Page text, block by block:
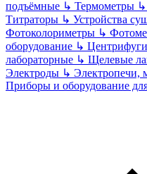
подъёмные ↳ Термометры ↳
Титраторы ↳ Устройства
Фотоколориметры ↳
оборудование ↳
лабораторные ↳ Щелевые
Электроды ↳ Электропечи,
Приборы и оборудование для